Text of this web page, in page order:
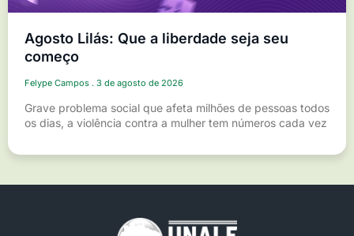
Agosto Lilás: Que a liberdade seja seu
começo
Felype Campos 3 de agosto de 2026
Grave problema social que afeta milhões de pessoas todos
os dias, a violência contra a mulher tem números cada vez